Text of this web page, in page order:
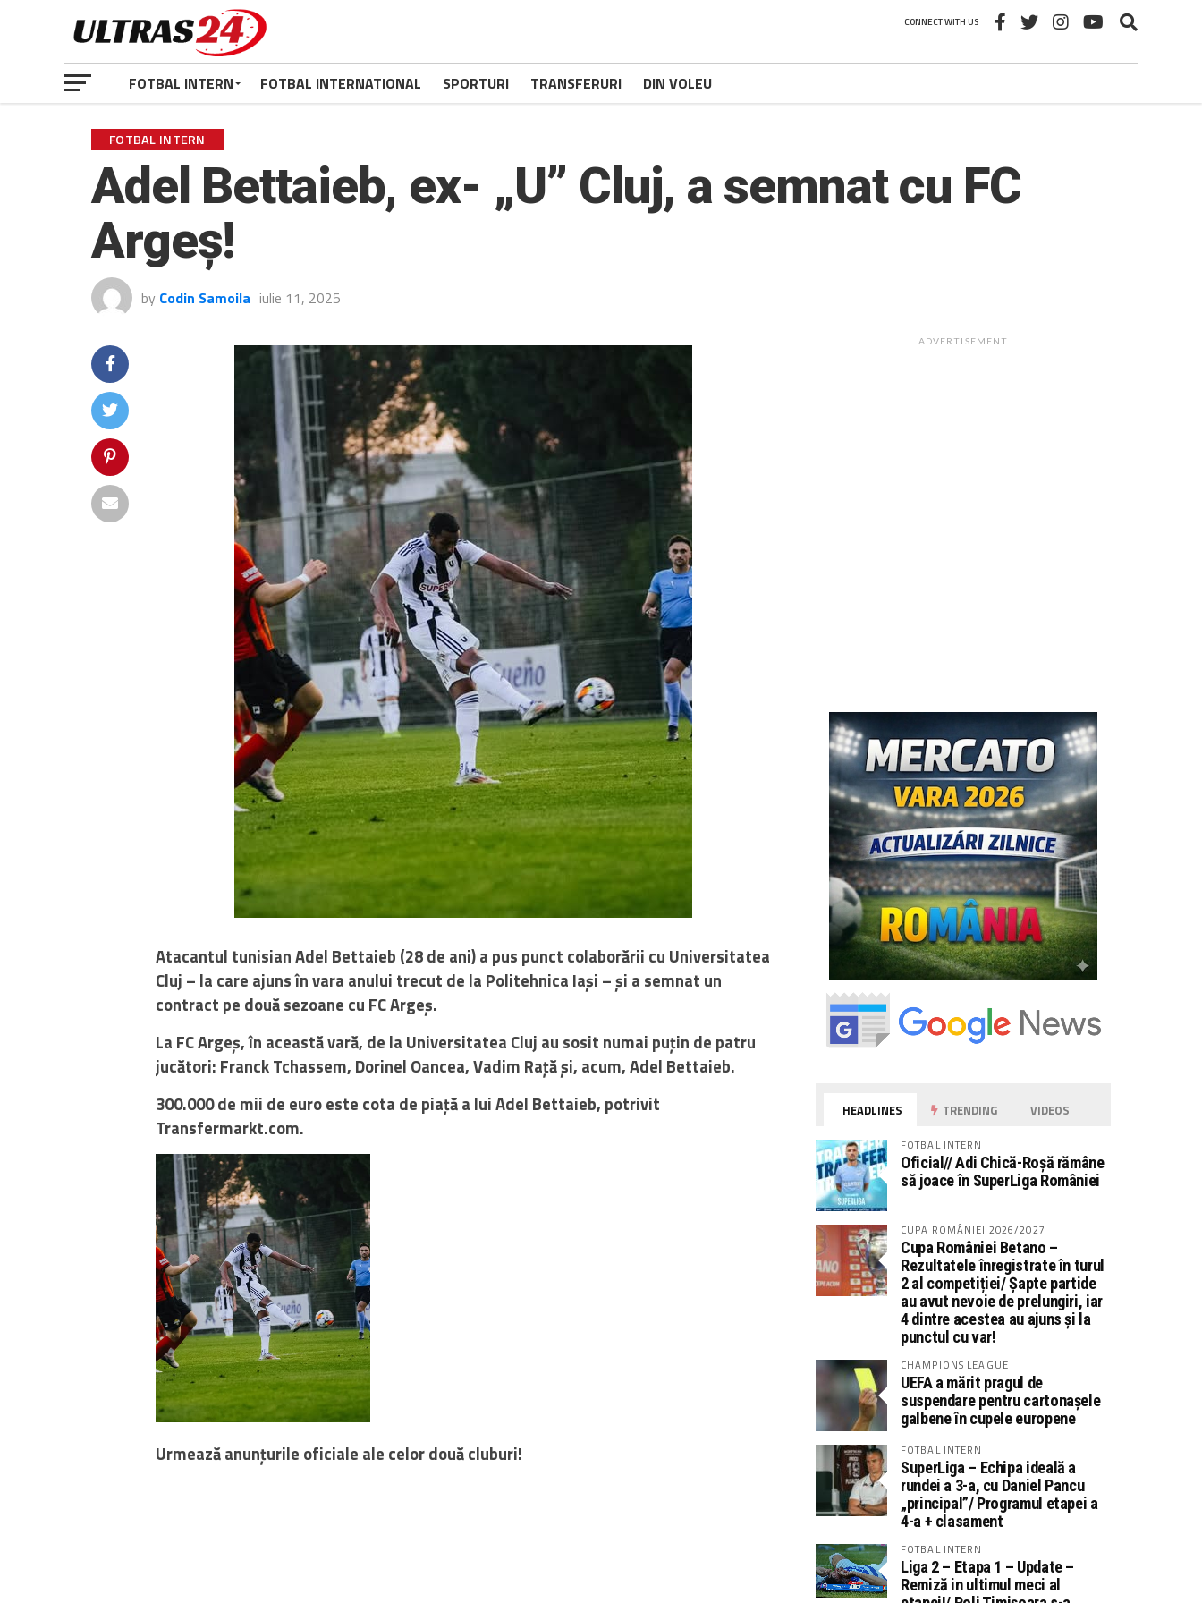
CONNECT WITH US
FOTBAL INTERN FOTBAL INTERNATIONAL SPORTURI TRANSFERURI DIN VOLEU
FOTBAL INTERN
Adel Bettaieb, ex- „U” Cluj, a semnat cu FC
Argeș!
by Codin Samoila iulie 11, 2025
Atacantul tunisian Adel Bettaieb (28 de ani) a pus punct colaborării cu Universitatea
Cluj – la care ajuns în vara anului trecut de la Politehnica Iași – și a semnat un
contract pe două sezoane cu FC Argeș.
La FC Argeș, în această vară, de la Universitatea Cluj au sosit numai puțin de patru
jucători: Franck Tchassem, Dorinel Oancea, Vadim Rață și, acum, Adel Bettaieb.
300.000 de mii de euro este cota de piață a lui Adel Bettaieb, potrivit
Transfermarkt.com.
Urmează anunțurile oficiale ale celor două cluburi!
ADVERTISEMENT
HEADLINES TRENDING VIDEOS
FOTBAL INTERN
Oficial// Adi Chică-Roșă rămâne
să joace în SuperLiga României
CUPA ROMÂNIEI 2026/2027
Cupa României Betano –
Rezultatele înregistrate în turul
2 al competiției/ Șapte partide
au avut nevoie de prelungiri, iar
4 dintre acestea au ajuns și la
punctul cu var!
CHAMPIONS LEAGUE
UEFA a mărit pragul de
suspendare pentru cartonașele
galbene în cupele europene
FOTBAL INTERN
SuperLiga – Echipa ideală a
rundei a 3-a, cu Daniel Pancu
„principal”/ Programul etapei a
4-a + clasament
FOTBAL INTERN
Liga 2 – Etapa 1 – Update –
Remiză in ultimul meci al